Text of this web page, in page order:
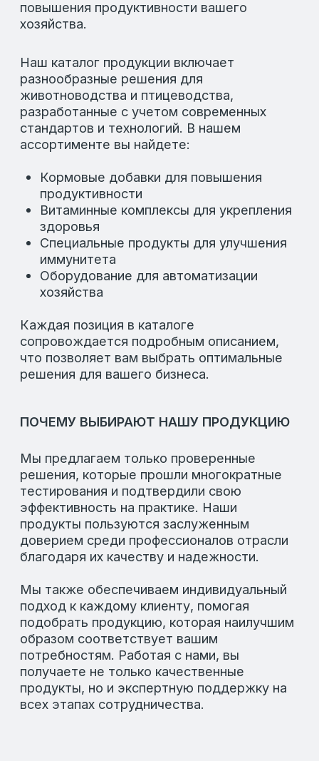
Подпишитесь на рассылку, чтобы быть в
курсе актуальных акций и новых
продуктах.Оставьте свой e-mail в форме
ниже.
Время работы
© 2026 LAFEED
Разработка
Политика конфиденциальности